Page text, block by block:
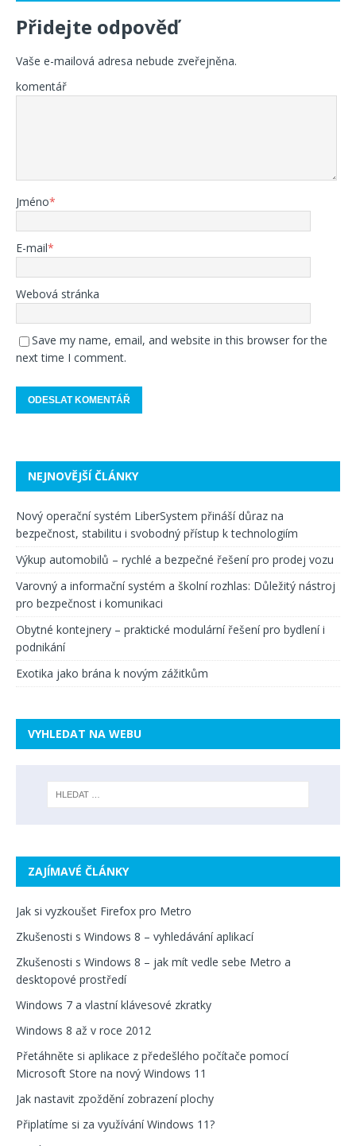
Přidejte odpověď
Vaše e-mailová adresa nebude zveřejněna.
komentář
Jméno*
E-mail*
Webová stránka
Save my name, email, and website in this browser for the
next time I comment.
NEJNOVĚJŠÍ ČLÁNKY
Nový operační systém LiberSystem přináší důraz na
bezpečnost, stabilitu i svobodný přístup k technologiím
Výkup automobilů – rychlé a bezpečné řešení pro prodej vozu
Varovný a informační systém a školní rozhlas: Důležitý nástroj
pro bezpečnost i komunikaci
Obytné kontejnery – praktické modulární řešení pro bydlení i
podnikání
Exotika jako brána k novým zážitkům
VYHLEDAT NA WEBU
ZAJÍMAVÉ ČLÁNKY
Jak si vyzkoušet Firefox pro Metro
Zkušenosti s Windows 8 – vyhledávání aplikací
Zkušenosti s Windows 8 – jak mít vedle sebe Metro a
desktopové prostředí
Windows 7 a vlastní klávesové zkratky
Windows 8 až v roce 2012
Přetáhněte si aplikace z předešlého počítače pomocí
Microsoft Store na nový Windows 11
Jak nastavit zpoždění zobrazení plochy
Připlatíme si za využívání Windows 11?